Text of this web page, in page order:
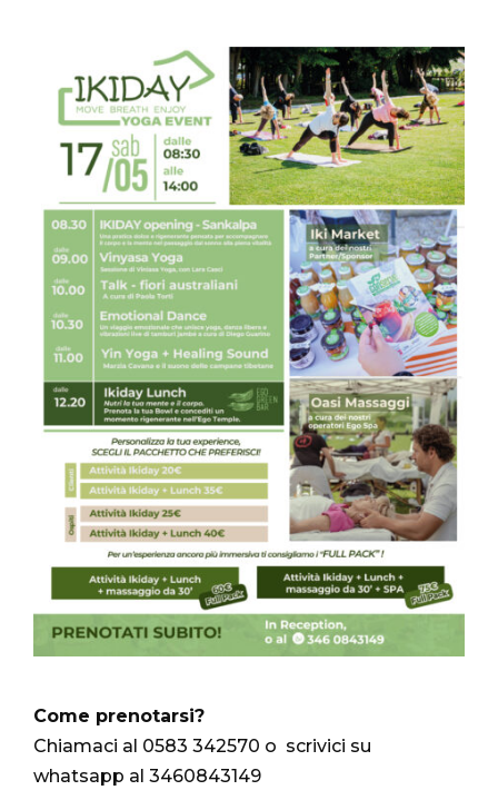
Come prenotarsi?
Chiamaci al 0583 342570 o scrivici su
whatsapp al 3460843149